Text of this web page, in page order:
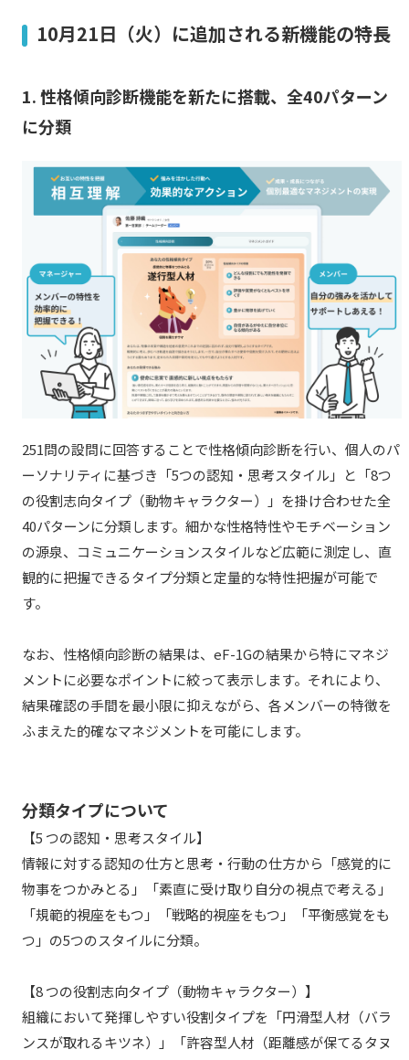
10月21日（火）に追加される新機能の特長
1. 性格傾向診断機能を新たに搭載、全40パターン
に分類
251問の設問に回答することで性格傾向診断を行い、個人のパ
ーソナリティに基づき「5つの認知・思考スタイル」と「8つ
の役割志向タイプ（動物キャラクター）」を掛け合わせた全
40パターンに分類します。細かな性格特性やモチベーション
の源泉、コミュニケーションスタイルなど広範に測定し、直
観的に把握できるタイプ分類と定量的な特性把握が可能で
す。
なお、性格傾向診断の結果は、eF-1Gの結果から特にマネジ
メントに必要なポイントに絞って表示します。それにより、
結果確認の手間を最小限に抑えながら、各メンバーの特徴を
ふまえた的確なマネジメントを可能にします。
分類タイプについて
【5 つの認知・思考スタイル】
情報に対する認知の仕方と思考・行動の仕方から「感覚的に
物事をつかみとる」「素直に受け取り自分の視点で考える」
「規範的視座をもつ」「戦略的視座をもつ」「平衡感覚をも
つ」の5つのスタイルに分類。
【8 つの役割志向タイプ（動物キャラクター）】
組織において発揮しやすい役割タイプを「円滑型人材（バラ
ンスが取れるキツネ）」「許容型人材（距離感が保てるタヌ